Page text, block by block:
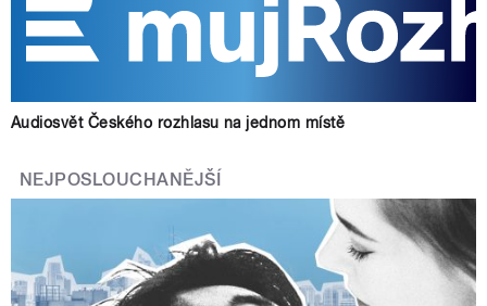
Audiosvět Českého rozhlasu na jednom místě
NEJPOSLOUCHANĚJŠÍ